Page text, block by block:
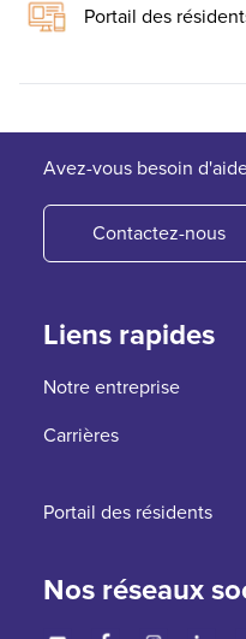
Portail des
Avez-vous besoin
Contactez-nous
Liens rapides
Notre entreprise
Carrières
Portail des résidents
Nos réseaux